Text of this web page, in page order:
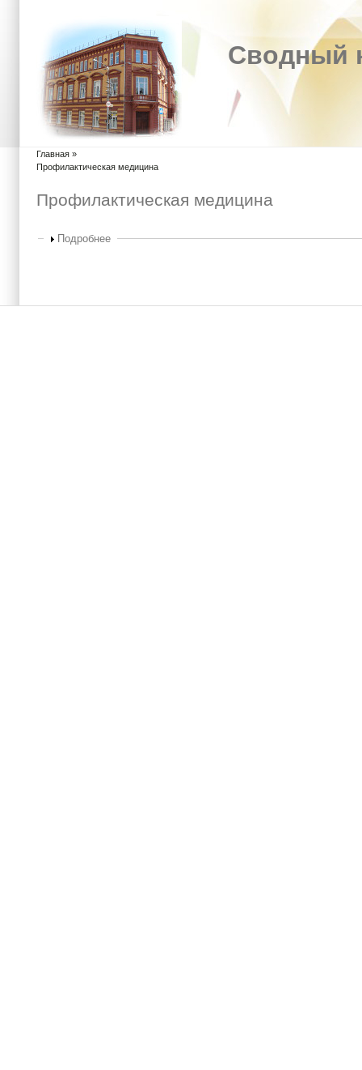
Сводный
Вы здесь
Главная »
Профилактическая медицина
Профилактическая медицина
Показать
Подробнее